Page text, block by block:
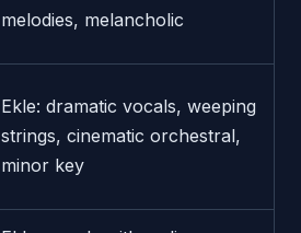
melodies, melancholic
Ekle: dramatic vocals, weeping
strings, cinematic orchestral,
minor key